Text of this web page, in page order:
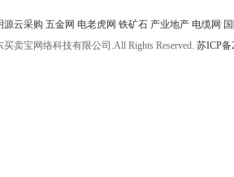
源云采购 五金网 电老虎网 铁矿石 产业地产 电缆网
买卖宝网络科技有限公司.All Rights Reserved. 苏ICP备